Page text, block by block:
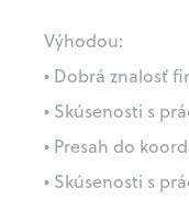
Výhodou:
• Dobrá znalosť
• Skúsenosti s
• Presah do
• Skúsenosti s